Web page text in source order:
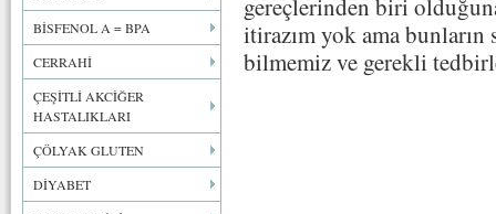
BİSFENOL A = BPA
CERRAHİ
ÇEŞİTLİ AKCİĞER
HASTALIKLARI
ÇÖLYAK GLUTEN
DİYABET
gereçlerinden biri
itirazım yok ama bunların
bilmemiz ve gerekli